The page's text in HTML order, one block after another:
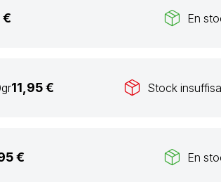
€ package_2 En
11,95 € package_2 Stock
€ package_2 En